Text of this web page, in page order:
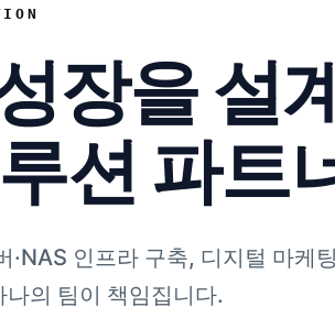
장을 설
션 파트
·NAS 인프라 구축, 디지털 마케
의 팀이 책임집니다.